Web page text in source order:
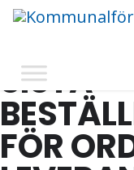
SISTA
FÖR